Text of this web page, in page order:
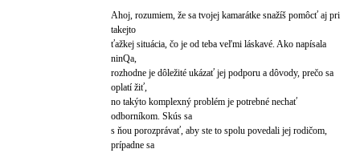
Ahoj, rozumiem, že sa tvojej kamarátke snažíš pomôcť aj pri
takejto
ťažkej situácia, čo je od teba veľmi láskavé. Ako napísala
ninQa,
rozhodne je dôležité ukázať jej podporu a dôvody, prečo sa
oplatí žiť,
no takýto komplexný problém je potrebné nechať
odborníkom. Skús sa
s ňou porozprávať, aby ste to spolu povedali jej rodičom,
prípadne sa